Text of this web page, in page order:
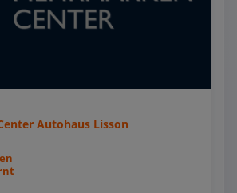
Autohaus Lisson